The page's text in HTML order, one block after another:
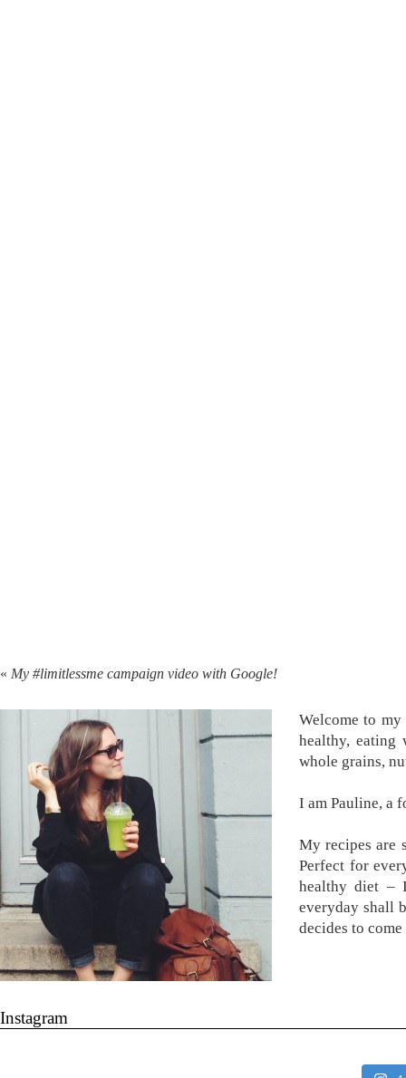
« My #limitlessme campaign video with Google!
Welcome to
healthy, eating
whole grains,
I am Pauline, a
My recipes are
Perfect for
healthy diet –
everyday shall
decides to
Instagram